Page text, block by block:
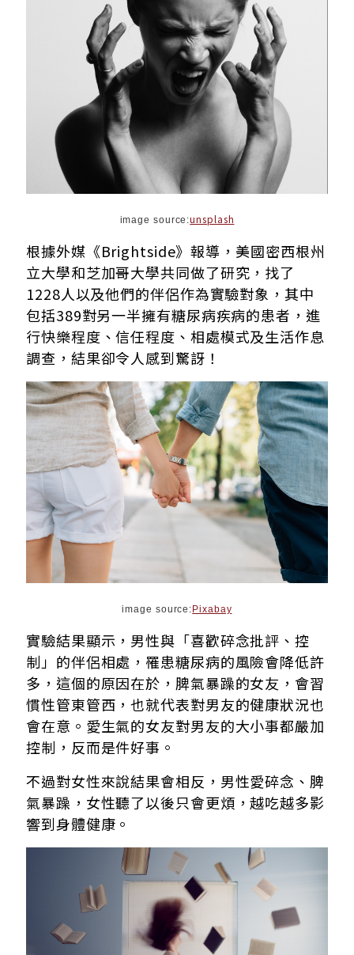
image source:unsplash
根據外媒《Brightside》報導，美國密西根州
立大學和芝加哥大學共同做了研究，找了
1228人以及他們的伴侶作為實驗對象，其中
包括389對另一半擁有糖尿病疾病的患者，進
行快樂程度、信任程度、相處模式及生活作息
調查，結果卻令人感到驚訝！
image source:Pixabay
實驗結果顯示，男性與「喜歡碎念批評、控
制」的伴侶相處，罹患糖尿病的風險會降低許
多，這個的原因在於，脾氣暴躁的女友，會習
慣性管東管西，也就代表對男友的健康狀況也
會在意。愛生氣的女友對男友的大小事都嚴加
控制，反而是件好事。
不過對女性來說結果會相反，男性愛碎念、脾
氣暴躁，女性聽了以後只會更煩，越吃越多影
響到身體健康。